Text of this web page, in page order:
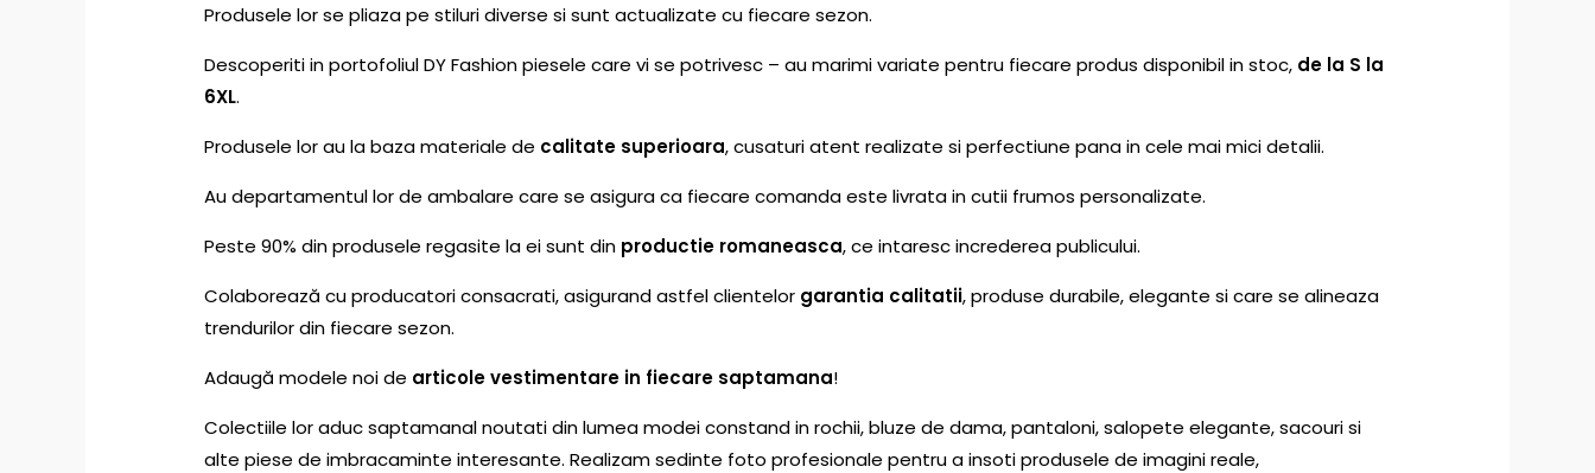
Produsele lor se pliaza pe stiluri diverse si sunt actualizate cu fiecare sezon.
Descoperiti in portofoliul DY Fashion piesele care vi se potrivesc – au marimi variate pentru fiecare produs disponibil in stoc, de la S la
6XL.
Produsele lor au la baza materiale de calitate superioara, cusaturi atent realizate si perfectiune pana in cele mai mici detalii.
Au departamentul lor de ambalare care se asigura ca fiecare comanda este livrata in cutii frumos personalizate.
Peste 90% din produsele regasite la ei sunt din productie romaneasca, ce intaresc increderea publicului.
Colaborează cu producatori consacrati, asigurand astfel clientelor garantia calitatii, produse durabile, elegante si care se alineaza
trendurilor din fiecare sezon.
Adaugă modele noi de articole vestimentare in fiecare saptamana!
Colectiile lor aduc saptamanal noutati din lumea modei constand in rochii, bluze de dama, pantaloni, salopete elegante, sacouri si
alte piese de imbracaminte interesante. Realizam sedinte foto profesionale pentru a insoti produsele de imagini reale,